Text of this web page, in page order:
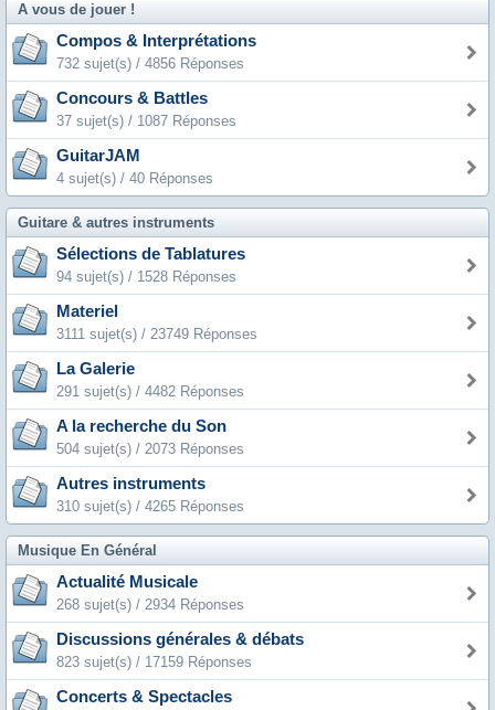
A vous de jouer !
Compos & Interprétations
732 sujet(s) / 4856 Réponses
Concours & Battles
37 sujet(s) / 1087 Réponses
GuitarJAM
4 sujet(s) / 40 Réponses
Guitare & autres instruments
Sélections de Tablatures
94 sujet(s) / 1528 Réponses
Materiel
3111 sujet(s) / 23749 Réponses
La Galerie
291 sujet(s) / 4482 Réponses
A la recherche du Son
504 sujet(s) / 2073 Réponses
Autres instruments
310 sujet(s) / 4265 Réponses
Musique En Général
Actualité Musicale
268 sujet(s) / 2934 Réponses
Discussions générales & débats
823 sujet(s) / 17159 Réponses
Concerts & Spectacles